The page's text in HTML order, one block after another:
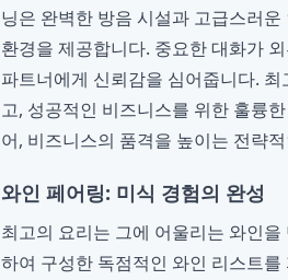
닝은 완벽한 방음 시설과 고급스러
환경을 제공합니다. 중요한 대화가
파트너에게 신뢰감을 심어줍니다.
고, 성공적인 비즈니스를 위한 훌륭
어, 비즈니스의 품격을 높이는 전략
와인 페어링: 미식 경험의 완성
최고의 요리는 그에 어울리는 와인
하여 구성한 독점적인 와인 리스트